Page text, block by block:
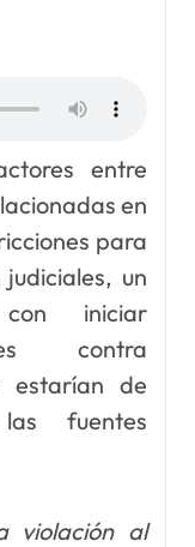
entre
en
para
un
iniciar
contra
estarían de
fuentes
violación al